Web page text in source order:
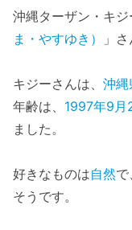
沖縄ターザン・キ
ま・やすゆき）
」
キジーさんは、 沖縄
年齢は、 1997年9
ました。
好きなものは自然で
そうです。